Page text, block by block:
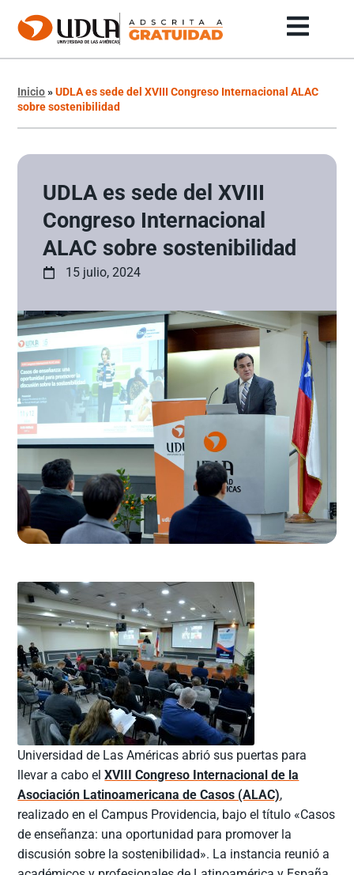
Inicio»UDLA es sede del XVIII Congreso Internacional ALAC
sobre sostenibilidad
UDLA es sede del XVIII
Congreso Internacional
ALAC sobre sostenibilidad
15 julio, 2024
Universidad de Las Américas abrió sus puertas para
llevar a cabo elXVIII Congreso Internacional de la
Asociación Latinoamericana de Casos (ALAC),
realizado en el Campus Providencia, bajo el título «Casos
de enseñanza: una oportunidad para promover la
discusión sobre la sostenibilidad». La instancia reunió a